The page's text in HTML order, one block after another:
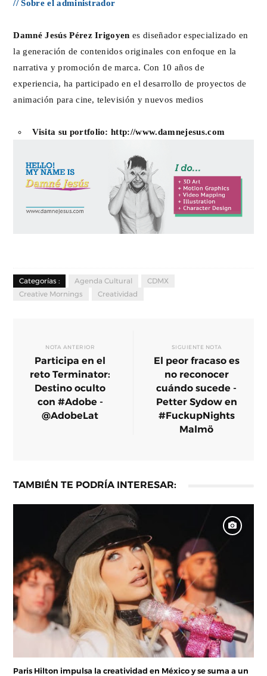
// Sobre el administrador
Damné Jesús Pérez Irigoyen es diseñador especializado en
la generación de contenidos originales con enfoque en la
narrativa y promoción de marca. Con 10 años de
experiencia, ha participado en el desarrollo de proyectos de
animación para cine, televisión y nuevos medios
Visita su portfolio:http://www.damnejesus.com
Categorías : Agenda Cultural
CDMX
Creative Mornings
Creatividad
NOTA ANTERIOR
Participa en el
reto Terminator:
Destino oculto
con #Adobe -
@AdobeLat
SIGUIENTE NOTA
El peor fracaso es
no reconocer
cuándo sucede -
Petter Sydow en
#FuckupNights
Malmö
TAMBIÉN TE PODRÍA INTERESAR:
Paris Hilton impulsa la creatividad en México y se suma a un